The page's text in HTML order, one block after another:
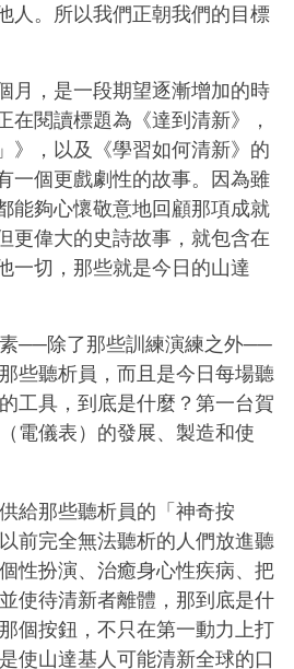
人。所以我們正朝我們的目標
月，是一段期望逐漸增加的時
在閱讀標題為《達到清新》，
》，以及《學習如何清新》的
一個更戲劇性的故事。因為雖
能夠心懷敬意地回顧那項成就
更偉大的史詩故事，就包含在
一切，那些就是今日的山達
──除了那些訓練演練之外──
些聽析員，而且是今日每場聽
工具，到底是什麼？第一台賀
電儀表）的發展、製造和使
給那些聽析員的「神奇按
前完全無法聽析的人們放進聽
性扮演、治癒身心性疾病、把
使待清新者離體，那到底是什
個按鈕，不只在第一動力上打
使山達基人可能清新全球的口